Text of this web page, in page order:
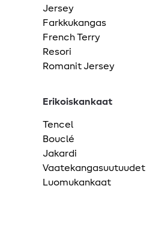
Jersey
Farkkukangas
French Terry
Resori
Romanit Jersey
Erikoiskankaat
Tencel
Bouclé
Jakardi
Vaatekangasuutuudet
Luomukankaat